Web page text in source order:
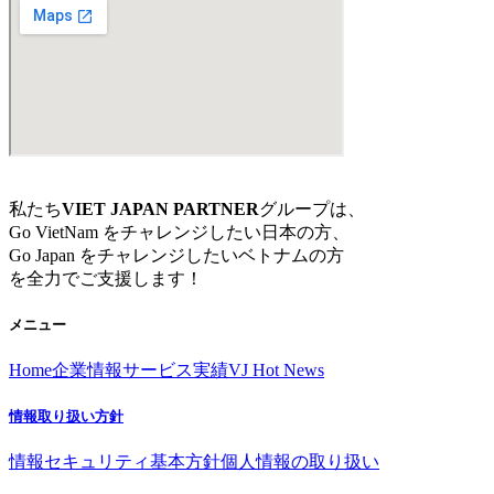
私たちVIET JAPAN PARTNERグループは、
Go VietNam をチャレンジしたい日本の方、
Go Japan をチャレンジしたいベトナムの方
を全力でご支援します！
メニュー
Home企業情報サービス実績VJ Hot News
情報取り扱い方針
情報セキュリティ基本方針個人情報の取り扱い